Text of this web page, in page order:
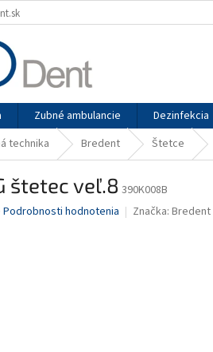
Zubné ambulancie Dezinfekcia
technika Bredent Štetce
štetec veľ.8 390K008B
Podrobnosti hodnotenia Značka: Bredent